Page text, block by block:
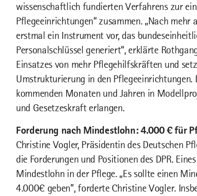
wissenschaftlich fundierten Verfahrens zur
Pflegeeinrichtungen“ zusammen. „Nach
erstmal ein Instrument vor, das
Personalschlüssel generiert“, erklärte
Einsatzes von mehr Pflegehilfskräften und
Umstrukturierung in den Pflegeeinrichtungen.
kommenden Monaten und Jahren in
und Gesetzeskraft erlangen.
Forderung nach Mindestlohn: 4.000 € für
Christine Vogler, Präsidentin des Deutschen
die Forderungen und Positionen des DPR.
Mindestlohn in der Pflege. „Es sollte einen
4.000€ geben”, forderte Christine Vogler.